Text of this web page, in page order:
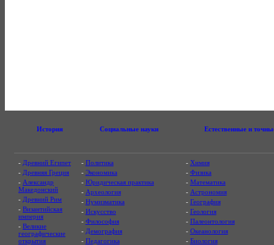
История Социальные науки Естественные и
- Древний Египет
- Древняя Греция
- Александр
Македонский
- Древний Рим
- Византийская
империя
- Великие
географические
открытия
- Политика
- Экономика
- Юридическая практика
- Археология
- Нумизматика
- Искусство
- Философия
- Демография
- Педагогика
- Химия
- Физика
- Математика
- Астрономия
- География
- Геология
- Палеонтология
- Океанология
- Биология